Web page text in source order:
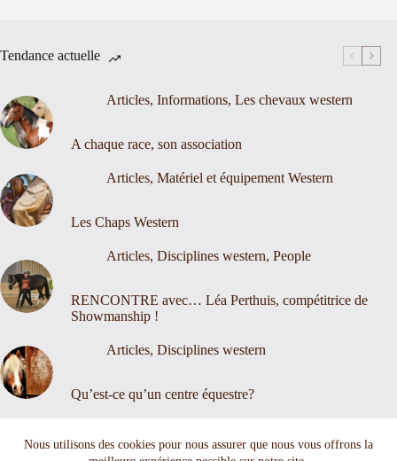
Nous utilisons des cookies pour nous assurer que nous vous offrons la
Tendance actuelle
Articles, Informations, Les chevaux western
A chaque race, son association
Articles, Matériel et équipement Western
Les Chaps Western
Articles, Disciplines western, People
RENCONTRE avec… Léa Perthuis, compétitrice de
Showmanship !
Articles, Disciplines western
Qu’est-ce qu’un centre équestre?
Nous contacter Mentions légales